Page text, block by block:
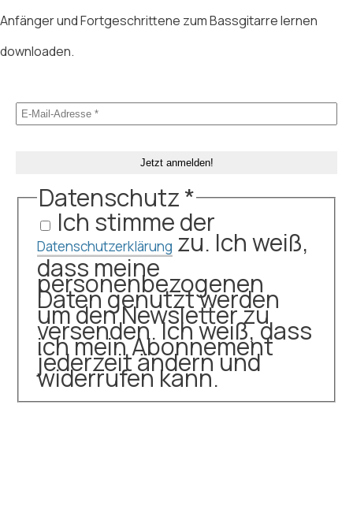
Anfänger und Fortgeschrittene zum Bassgitarre lernen
downloaden.
Datenschutz*
Ich stimme der
Datenschutzerklärung zu. Ich weiß,
dass meine
personenbezogenen
Daten genutzt werden
um den Newsletter zu
versenden. Ich weiß, dass
ich mein Abonnement
jederzeit ändern und
widerrufen kann.